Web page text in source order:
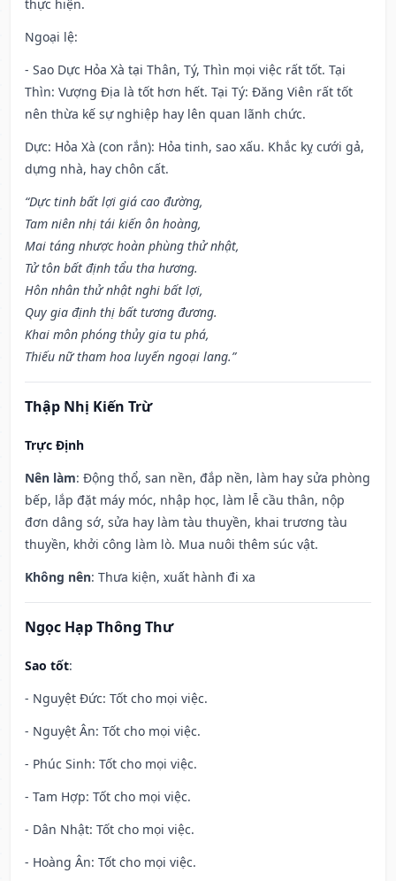
thực hiện.
Ngoại lệ:
- Sao Dực Hỏa Xà tại Thân, Tý, Thìn mọi việc rất tốt. Tại
Thìn: Vượng Địa là tốt hơn hết. Tại Tý: Đăng Viên rất tốt
nên thừa kế sự nghiệp hay lên quan lãnh chức.
Dực: Hỏa Xà (con rắn): Hỏa tinh, sao xấu. Khắc kỵ cưới gả,
dựng nhà, hay chôn cất.
“Dực tinh bất lợi giá cao đường,
Tam niên nhị tái kiến ôn hoàng,
Mai táng nhược hoàn phùng thử nhật,
Tử tôn bất định tẩu tha hương.
Hôn nhân thử nhật nghi bất lợi,
Quy gia định thị bất tương đương.
Khai môn phóng thủy gia tu phá,
Thiếu nữ tham hoa luyến ngoại lang.”
Thập Nhị Kiến Trừ
Trực Định
Nên làm: Động thổ, san nền, đắp nền, làm hay sửa phòng
bếp, lắp đặt máy móc, nhập học, làm lễ cầu thân, nộp
đơn dâng sớ, sửa hay làm tàu thuyền, khai trương tàu
thuyền, khởi công làm lò. Mua nuôi thêm súc vật.
Không nên: Thưa kiện, xuất hành đi xa
Ngọc Hạp Thông Thư
Sao tốt:
- Nguyệt Đức: Tốt cho mọi việc.
- Nguyệt Ân: Tốt cho mọi việc.
- Phúc Sinh: Tốt cho mọi việc.
- Tam Hợp: Tốt cho mọi việc.
- Dân Nhật: Tốt cho mọi việc.
- Hoàng Ân: Tốt cho mọi việc.